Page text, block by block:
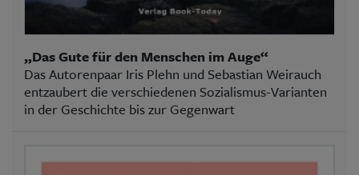
„Das Gute für den Menschen im Auge“
Das Autorenpaar Iris Plehn und Sebastian Weirauch
entzaubert die verschiedenen Sozialismus-Varianten
in der Geschichte bis zur Gegenwart